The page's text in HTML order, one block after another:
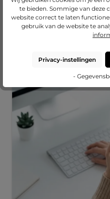
€ 42,35
Nu configureren
€
Onze
te bieden. Sommige van deze
website correct te laten
gebruik van de website te
Privacy-instellingen
-